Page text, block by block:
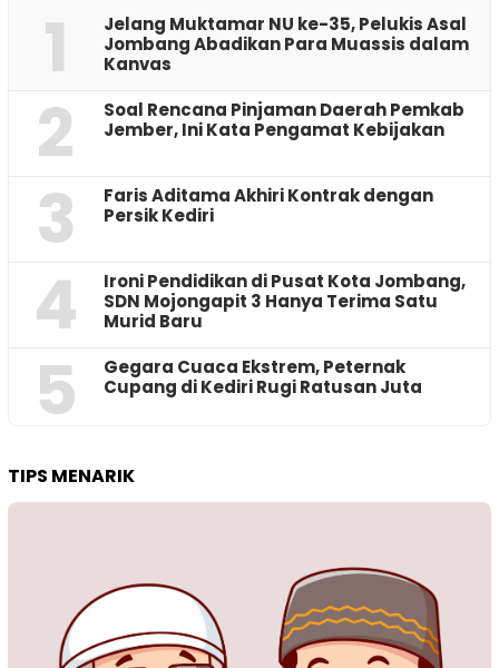
1
Jelang Muktamar NU ke-35, Pelukis Asal
Jombang Abadikan Para Muassis dalam
Kanvas
2
‎Soal Rencana Pinjaman Daerah Pemkab
Jember, Ini Kata Pengamat Kebijakan ‎
3
Faris Aditama Akhiri Kontrak dengan
Persik Kediri
4
Ironi Pendidikan di Pusat Kota Jombang,
SDN Mojongapit 3 Hanya Terima Satu
Murid Baru
5
‎Gegara Cuaca Ekstrem, Peternak
Cupang di Kediri Rugi Ratusan Juta
TIPS MENARIK